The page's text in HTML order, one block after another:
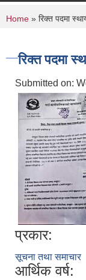
You are
Home » रिक्त पदमा
रिक्त पदमा
Submitted on:
प्रकार:
सूचना तथा समाचार
आर्थिक वर्ष: